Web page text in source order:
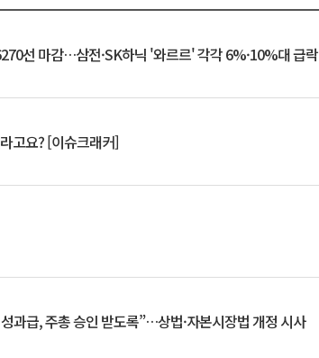
선 마감…삼전·SK하닉 '와르르' 각각 6%·10%대 급락
고요? [이슈크래커]
과급, 주총 승인 받도록”…상법·자본시장법 개정 시사